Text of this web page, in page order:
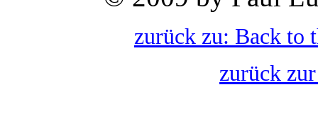
zurück zu: Back to
zurück